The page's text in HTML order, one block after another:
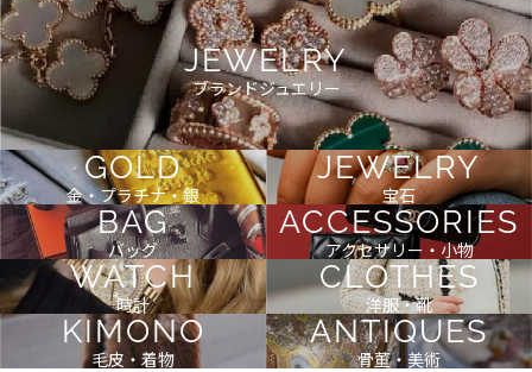
JEWELRY
ブランドジュエリー
GOLD
金・プラチナ・銀
JEWELRY
宝石
BAG
バッグ
ACCESSORIES
アクセサリー・小物
WATCH
時計
CLOTHES
洋服・靴
KIMONO
毛皮・着物
ANTIQUES
骨董・美術